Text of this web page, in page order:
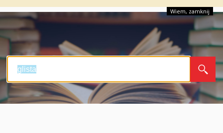
Wiem, zamknij